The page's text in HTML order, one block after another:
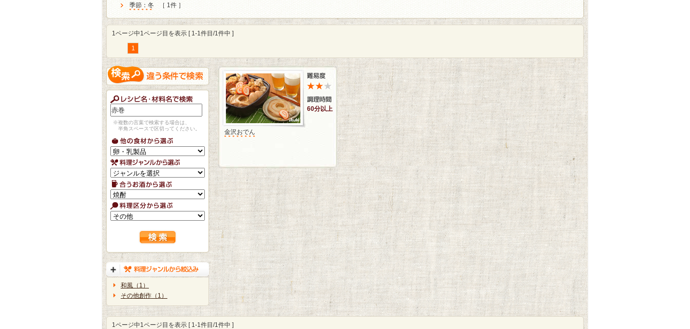
季節：冬
［ 1件 ］
1ページ中1ページ目を表示 [ 1-1件目/1件中 ]
1
※複数の言葉で検索する場合は、
半角スペースで区切ってください。
和風（1）
その他創作（1）
60分以上
金沢おでん
1ページ中1ページ目を表示 [ 1-1件目/1件中 ]